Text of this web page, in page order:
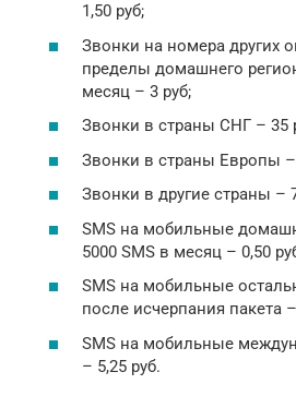
1,50 руб;
Звонки на номера других
пределы домашнего
месяц – 3 руб;
Звонки в страны СНГ – 35
Звонки в страны Европы –
Звонки в другие страны –
SMS на мобильные
5000 SMS в месяц – 0,50
SMS на мобильные
после исчерпания пакета
SMS на мобильные
– 5,25 руб.